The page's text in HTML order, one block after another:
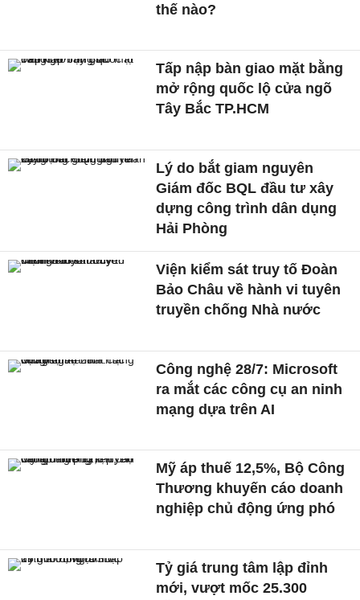
thế nào?
Tấp nập bàn giao mặt bằng
mở rộng quốc lộ cửa ngõ
Tây Bắc TP.HCM
Lý do bắt giam nguyên
Giám đốc BQL đầu tư xây
dựng công trình dân dụng
Hải Phòng
Viện kiểm sát truy tố Đoàn
Bảo Châu về hành vi tuyên
truyền chống Nhà nước
Công nghệ 28/7: Microsoft
ra mắt các công cụ an ninh
mạng dựa trên AI
Mỹ áp thuế 12,5%, Bộ Công
Thương khuyến cáo doanh
nghiệp chủ động ứng phó
Tỷ giá trung tâm lập đỉnh
mới, vượt mốc 25.300